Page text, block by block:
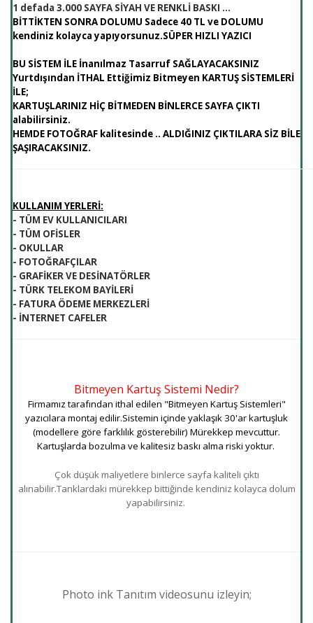
1 defada 3.000 SAYFA SİYAH VE RENKLİ BASKI ...
BİTTİKTEN SONRA DOLUMU Sadece 40 TL ve DOLUMU
kendiniz kolayca yapıyorsunuz.SÜPER HIZLI YAZICI
BU SİSTEM İLE İnanılmaz Tasarruf SAĞLAYACAKSINIZ
Yurtdışından İTHAL Ettiğimiz Bitmeyen KARTUŞ SİSTEMLERİ
İLE;
KARTUŞLARINIZ HİÇ BİTMEDEN BİNLERCE SAYFA ÇIKTI
alabilirsiniz.
HEMDE FOTOĞRAF kalitesinde .. ALDIĞINIZ ÇIKTILARA SİZ BİLE
ŞAŞIRACAKSINIZ.
KULLANIM YERLERİ:
- TÜM EV KULLANICILARI
- TÜM OFİSLER
- OKULLAR
- FOTOĞRAFÇILAR
- GRAFİKER VE DESİNATÖRLER
- TÜRK TELEKOM BAYİLERİ
- FATURA ÖDEME MERKEZLERİ
- İNTERNET CAFELER
Bitmeyen Kartuş Sistemi Nedir?
Firmamız tarafından ithal edilen "Bitmeyen Kartuş Sistemleri"
yazıcılara montaj edilir.Sistemin içinde yaklaşık 30'ar kartuşluk
(modellere göre farklılık gösterebilir) Mürekkep mevcuttur.
Kartuşlarda bozulma ve kalitesiz baskı alma riski yoktur.
Çok düşük maliyetlere binlerce sayfa kaliteli çıktı
alınabilir.Tanklardaki mürekkep bittiğinde kendiniz kolayca dolum
yapabilirsiniz.
Photo ink Tanıtım videosunu izleyin;